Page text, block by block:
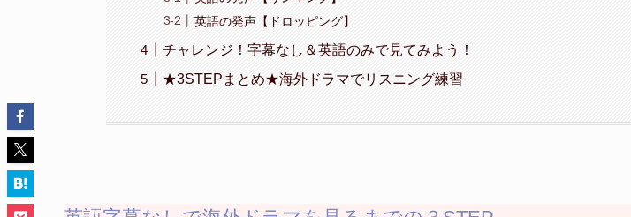
英語の発声【ドロッピング】
チャレンジ！字幕なし＆英語のみで見てみよう！
★3STEPまとめ★海外ドラマでリスニング練習